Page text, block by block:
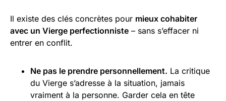
Il existe des clés concrètes pour mieux cohabiter
avec un Vierge perfectionniste – sans s’effacer ni
entrer en conflit.
Ne pas le prendre personnellement. La critique
du Vierge s’adresse à la situation, jamais
vraiment à la personne. Garder cela en tête